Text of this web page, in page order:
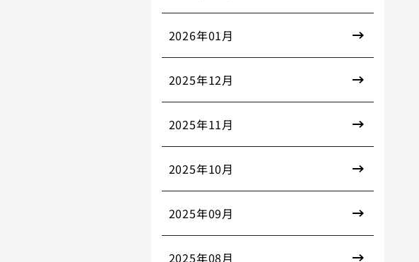
2026年01月
2025年12月
2025年11月
2025年10月
2025年09月
2025年08月